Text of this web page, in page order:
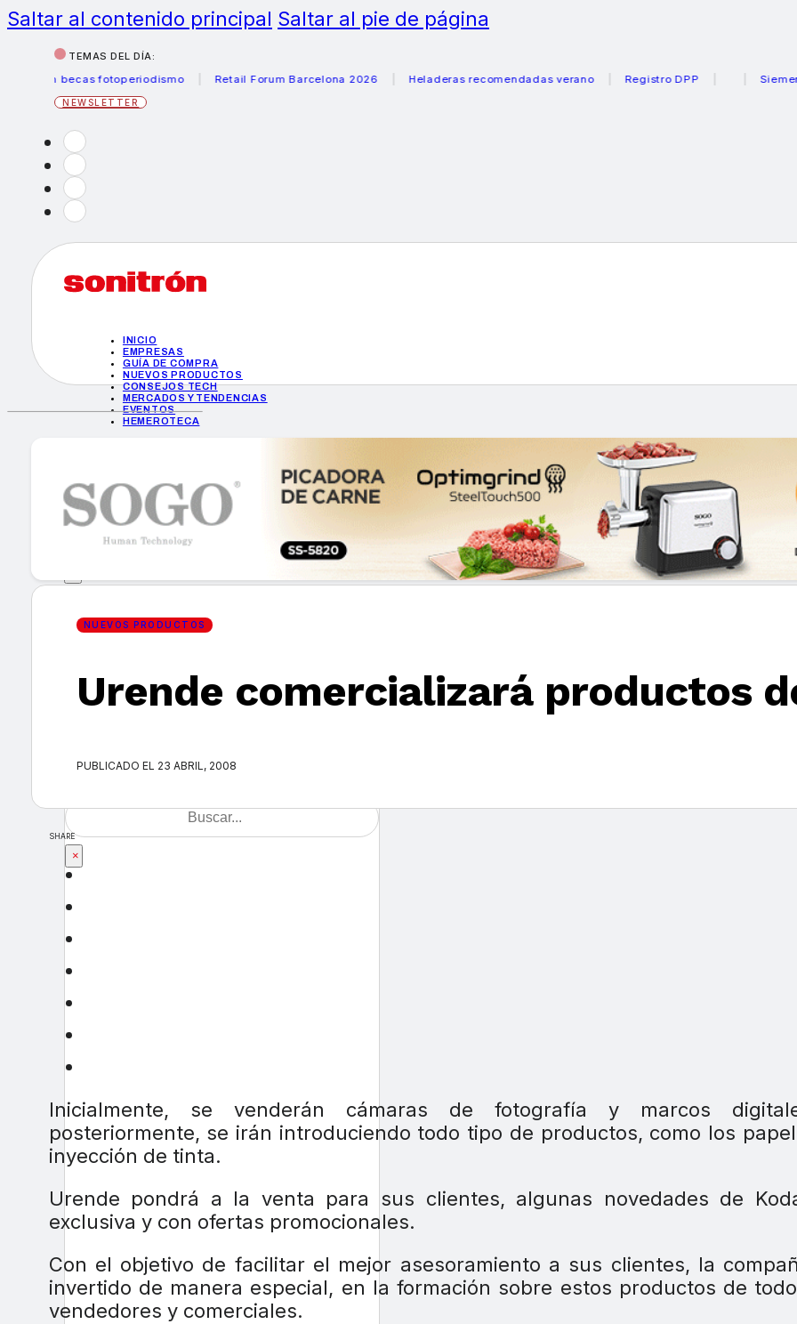
Saltar al contenido principal Saltar al pie de página
TEMAS DEL DÍA:
becas fotoperiodismo
Retail Forum Barcelona 2026 Heladeras recomendadas verano Registro DPP Siemens
NEWSLETTER
INICIO
EMPRESAS
GUÍA DE COMPRA
NUEVOS PRODUCTOS
CONSEJOS TECH
MERCADOS Y TENDENCIAS
EVENTOS
HEMEROTECA
GUÍA DE COMPRA
NUEVOS PRODUCTOS
CONSEJOS TECH
MERCADOS Y TENDENCIAS
HEMEROTECA
×
NUEVOS PRODUCTOS
Urende comercializará productos
PUBLICADO EL 23 ABRIL, 2008
SHARE
Inicialmente, se venderán cámaras de fotografía y marcos
posteriormente, se irán introduciendo todo tipo de productos, como los
inyección de tinta.
Urende pondrá a la venta para sus clientes, algunas novedades de
exclusiva y con ofertas promocionales.
Con el objetivo de facilitar el mejor asesoramiento a sus clientes, la
invertido de manera especial, en la formación sobre estos productos de
vendedores y comerciales.